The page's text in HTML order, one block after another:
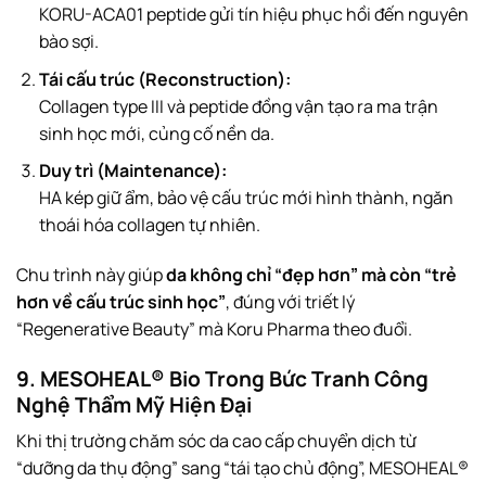
KORU-ACA01 peptide gửi tín hiệu phục hồi đến nguyên
bào sợi.
Tái cấu trúc (Reconstruction):
Collagen type III và peptide đồng vận tạo ra ma trận
sinh học mới, củng cố nền da.
Duy trì (Maintenance):
HA kép giữ ẩm, bảo vệ cấu trúc mới hình thành, ngăn
thoái hóa collagen tự nhiên.
Chu trình này giúpda không chỉ “đẹp hơn” mà còn “trẻ
hơn về cấu trúc sinh học”, đúng với triết lý
“Regenerative Beauty” mà Koru Pharma theo đuổi.
9. MESOHEAL® Bio Trong Bức Tranh Công
Nghệ Thẩm Mỹ Hiện Đại
Khi thị trường chăm sóc da cao cấp chuyển dịch từ
“dưỡng da thụ động” sang “tái tạo chủ động”, MESOHEAL®